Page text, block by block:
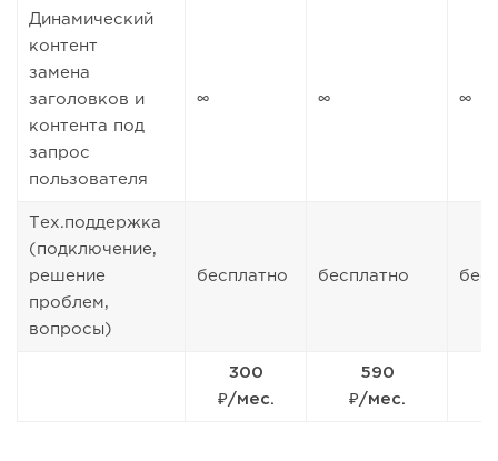
Динамический
контент
замена
заголовков и
контента под
запрос
пользователя
∞ ∞ ∞
Тех.поддержка
(подключение,
решение
проблем,
вопросы)
бесплатно бесплатно
300
₽/мес.
590
₽/мес.